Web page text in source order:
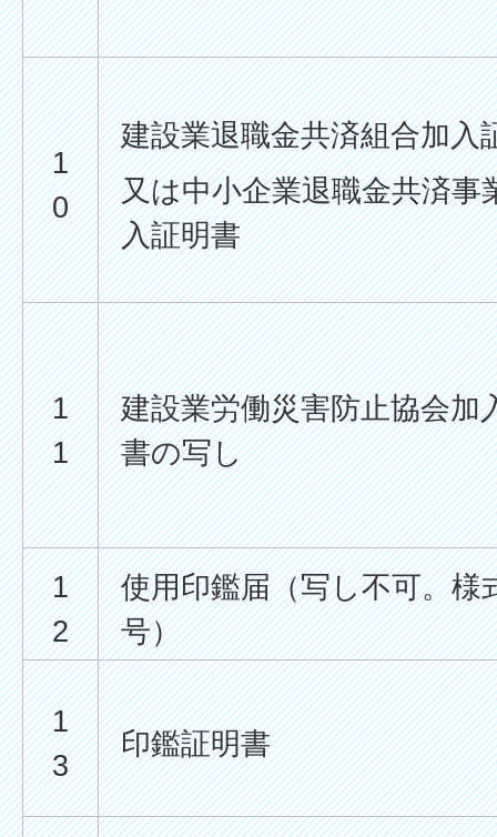
1
0
建設業退職金共済組合加入
又は中小企業退職金共済事
入証明書
1
1
建設業労働災害防止協会加
書の写し
1
2
使用印鑑届（写し不可。様
号）
1
3
印鑑証明書